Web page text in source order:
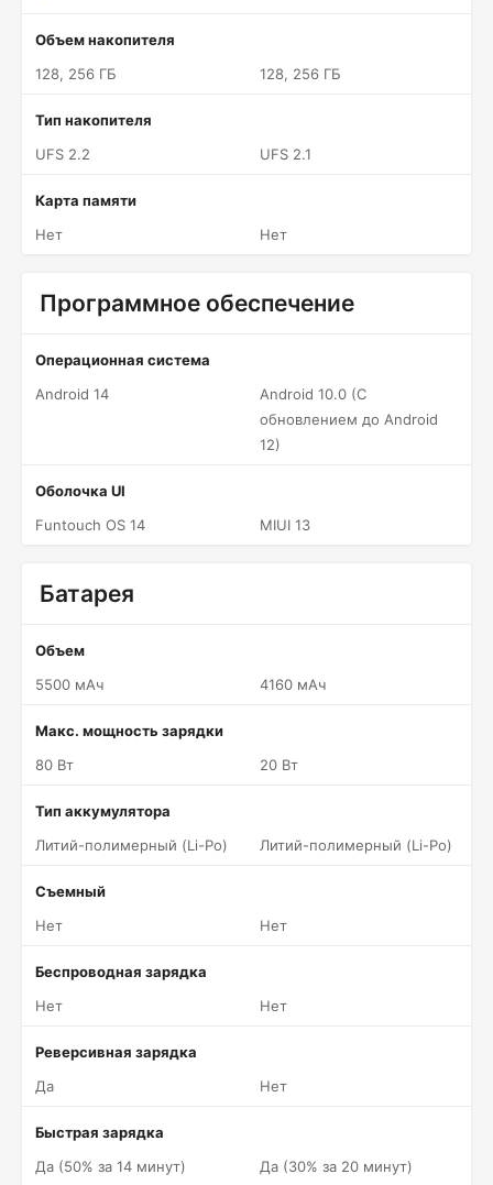
Объем накопителя
128, 256 ГБ
128, 256 ГБ
Тип накопителя
UFS 2.2
UFS 2.1
Карта памяти
Нет
Нет
Программное обеспечение
Операционная система
Android 14
Android 10.0 (С
обновлением до Android
12)
Оболочка UI
Funtouch OS 14
MIUI 13
Батарея
Объем
5500 мАч
4160 мАч
Макс. мощность зарядки
80 Вт
20 Вт
Тип аккумулятора
Литий-полимерный (Li-Po)
Литий-полимерный (Li-Po)
Съемный
Нет
Нет
Беспроводная зарядка
Нет
Нет
Реверсивная зарядка
Да
Нет
Быстрая зарядка
Да (50% за 14 минут)
Да (30% за 20 минут)